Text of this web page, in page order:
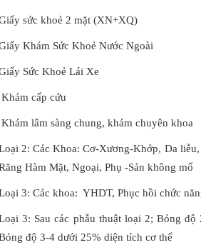
sức khoẻ 2 mặt (XN+XQ)
Khám Sức Khoẻ Nước Ngoài
Sức Khoẻ Lái Xe
Khám cấp cứu
Khám lâm sàng chung, khám chuyên khoa
2: Các Khoa: Cơ-Xương-Khớp, Da
Hàm Mặt, Ngoại, Phụ -Sản không mổ
3: Các khoa: YHDT, Phục hồi chức
3: Sau các phẫu thuật loại 2; Bỏng
độ 3-4 dưới 25% diện tích cơ thể